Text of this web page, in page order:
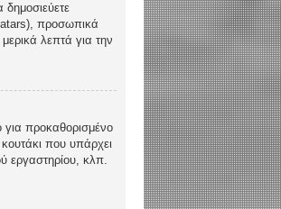
δημοσιεύετε
προσωπικά
λεπτά για την
προκαθορισμένο
που υπάρχει
εργαστηρίου, κλπ.